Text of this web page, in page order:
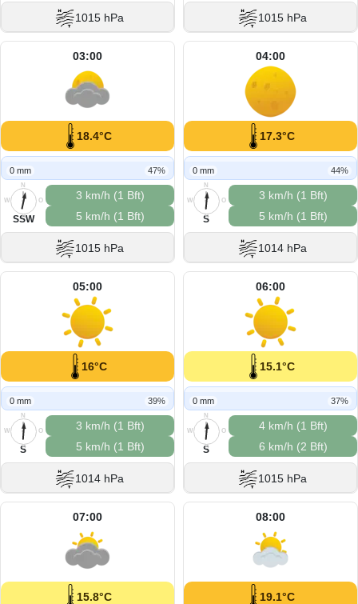
1015 hPa 1015 hPa
03:00
18.4°C
0 mm 47%
N
O
S
W
SSW
3 km/h (1 Bft)
5 km/h (1 Bft)
1015 hPa
04:00
17.3°C
0 mm 44%
N
O
S
W
S
3 km/h (1 Bft)
5 km/h (1 Bft)
1014 hPa
05:00
16°C
0 mm 39%
N
O
S
W
S
3 km/h (1 Bft)
5 km/h (1 Bft)
1014 hPa
06:00
15.1°C
0 mm 37%
N
O
S
W
S
4 km/h (1 Bft)
6 km/h (2 Bft)
1015 hPa
07:00
15.8°C
08:00
19.1°C